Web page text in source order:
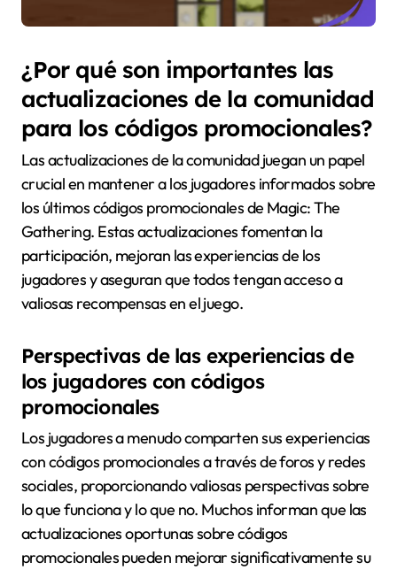
¿Por qué son importantes las
actualizaciones de la comunidad
para los códigos promocionales?
Las actualizaciones de la comunidad juegan un papel
crucial en mantener a los jugadores informados sobre
los últimos códigos promocionales de Magic: The
Gathering. Estas actualizaciones fomentan la
participación, mejoran las experiencias de los
jugadores y aseguran que todos tengan acceso a
valiosas recompensas en el juego.
Perspectivas de las experiencias de
los jugadores con códigos
promocionales
Los jugadores a menudo comparten sus experiencias
con códigos promocionales a través de foros y redes
sociales, proporcionando valiosas perspectivas sobre
lo que funciona y lo que no. Muchos informan que las
actualizaciones oportunas sobre códigos
promocionales pueden mejorar significativamente su